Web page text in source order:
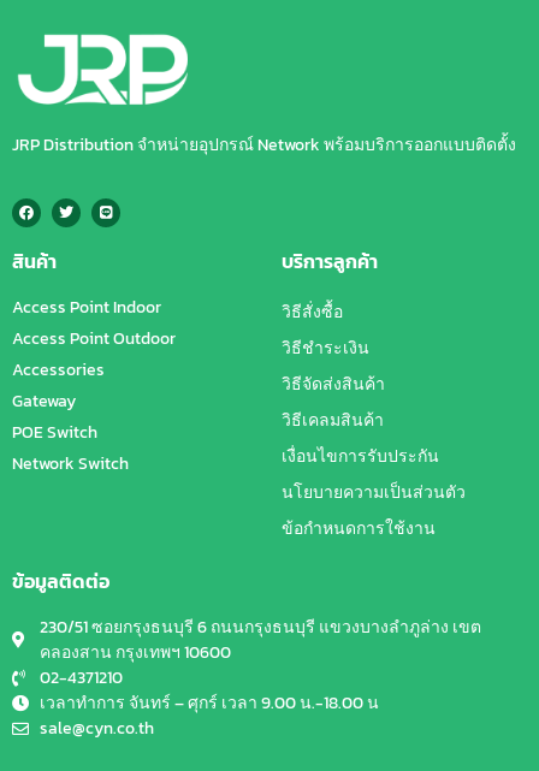
JRP Distribution จำหน่ายอุปกรณ์ Network พร้อมบริการออกแบบติดตั้ง
สินค้า
Access Point Indoor
Access Point Outdoor
Accessories
Gateway
POE Switch
Network Switch
บริการลูกค้า
วิธีสั่งซื้อ
วิธีชำระเงิน
วิธีจัดส่งสินค้า
วิธีเคลมสินค้า
เงื่อนไขการรับประกัน
นโยบายความเป็นส่วนตัว
ข้อกำหนดการใช้งาน
ข้อมูลติดต่อ
230/51 ซอยกรุงธนบุรี 6 ถนนกรุงธนบุรี แขวงบางลำภูล่าง เขต
คลองสาน กรุงเทพฯ 10600
02-4371210
เวลาทำการ จันทร์ – ศุกร์ เวลา 9.00 น.-18.00 น
sale@cyn.co.th